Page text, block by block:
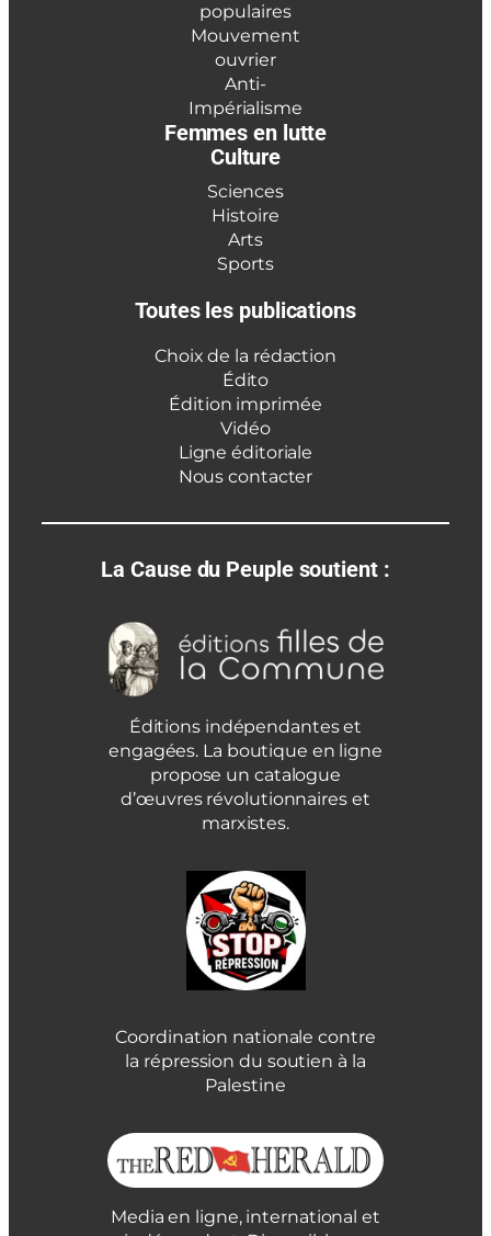
populaires
Mouvement
ouvrier
Anti-
Impérialisme
Femmes en lutte
Culture
Sciences
Histoire
Arts
Sports
Toutes les publications
Choix de la rédaction
Édito
Édition imprimée
Vidéo
Ligne éditoriale
Nous contacter
La Cause du Peuple soutient :
Éditions indépendantes et
engagées. La boutique en ligne
propose un catalogue
d’œuvres révolutionnaires et
marxistes.
Coordination nationale contre
la répression du soutien à la
Palestine
Media en ligne, international et